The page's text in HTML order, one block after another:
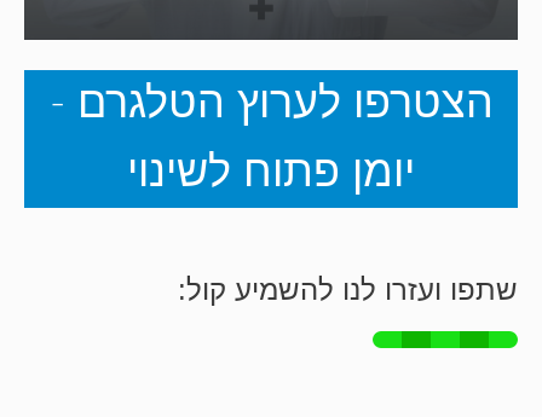
הצטרפו לערוץ הטלגרם -
יומן פתוח לשינוי
שתפו ועזרו לנו להשמיע קול: